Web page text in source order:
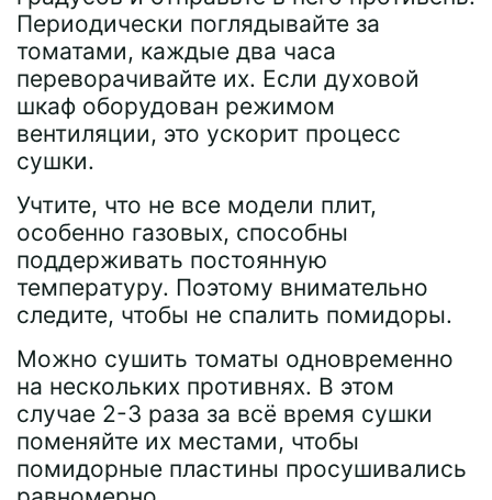
Периодически поглядывайте за
томатами, каждые два часа
переворачивайте их. Если духовой
шкаф оборудован режимом
вентиляции, это ускорит процесс
сушки.
Учтите, что не все модели плит,
особенно газовых, способны
поддерживать постоянную
температуру. Поэтому внимательно
следите, чтобы не спалить помидоры.
Можно сушить томаты одновременно
на нескольких противнях. В этом
случае 2-3 раза за всё время сушки
поменяйте их местами, чтобы
помидорные пластины просушивались